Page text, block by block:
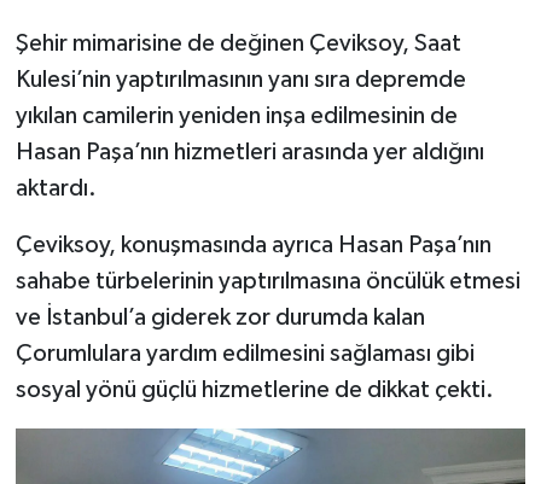
Şehir mimarisine de değinen Çeviksoy, Saat
Kulesi’nin yaptırılmasının yanı sıra depremde
yıkılan camilerin yeniden inşa edilmesinin de
Hasan Paşa’nın hizmetleri arasında yer aldığını
aktardı.
Çeviksoy, konuşmasında ayrıca Hasan Paşa’nın
sahabe türbelerinin yaptırılmasına öncülük etmesi
ve İstanbul’a giderek zor durumda kalan
Çorumlulara yardım edilmesini sağlaması gibi
sosyal yönü güçlü hizmetlerine de dikkat çekti.